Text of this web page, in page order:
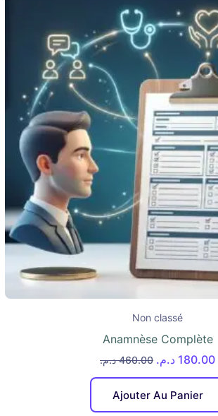
Non classé
Anamnèse Complète
460.00 د.م. 180.00 د.م.
Ajouter Au Panier